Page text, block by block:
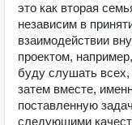
это как вторая
независим в
взаимодействии
проектом,
буду слушать всех,
затем вместе,
поставленную
следующими